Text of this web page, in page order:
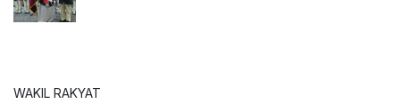
WAKIL RAKYAT